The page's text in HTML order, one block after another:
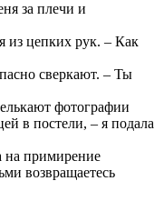
за плечи и
из цепких рук. – Как
сверкают. – Ты
фотографии
в постели, – я подала
на примирение
возвращаетесь